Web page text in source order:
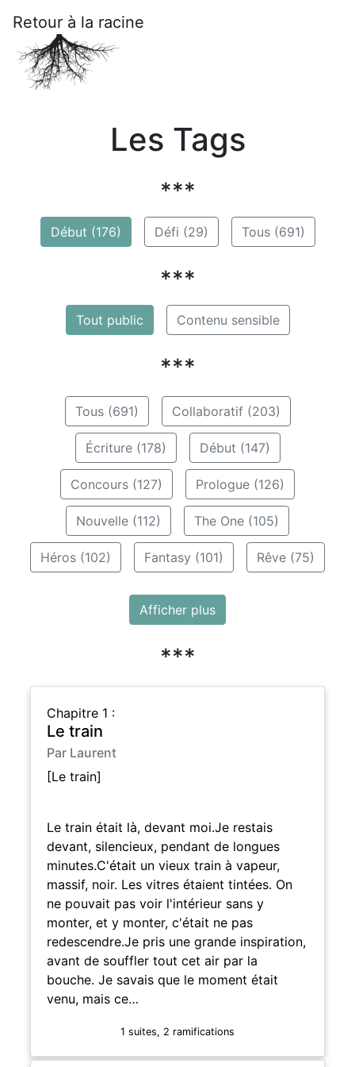
Retour à la racine
Les Tags
***
Début (176) Défi (29) Tous (691)
***
Tout public Contenu sensible
***
Tous (691) Collaboratif (203)
Écriture (178) Début (147)
Concours (127) Prologue (126)
Nouvelle (112) The One (105)
Héros (102) Fantasy (101) Rêve (75)
Afficher plus
***
Chapitre 1 :
Le train
Par Laurent
[Le train]
Le train était là, devant moi.Je restais
devant, silencieux, pendant de longues
minutes.C'était un vieux train à vapeur,
massif, noir. Les vitres étaient tintées. On
ne pouvait pas voir l'intérieur sans y
monter, et y monter, c'était ne pas
redescendre.Je pris une grande inspiration,
avant de souffler tout cet air par la
bouche. Je savais que le moment était
venu, mais ce…
1 suites, 2 ramifications